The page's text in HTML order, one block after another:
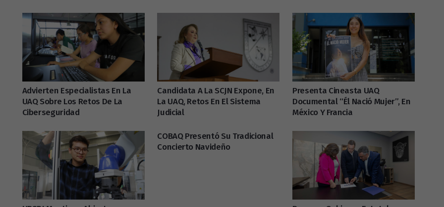
Advierten Especialistas En La
UAQ Sobre Los Retos De La
Ciberseguridad
Candidata A La SCJN Expone, En
La UAQ, Retos En El Sistema
Judicial
Presenta Cineasta UAQ
Documental “Él Nació Mujer”, En
México Y Francia
COBAQ Presentó Su Tradicional
Concierto Navideño